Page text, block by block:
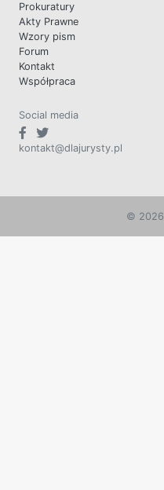
Prokuratury
Akty Prawne
Wzory pism
Forum
Kontakt
Współpraca
Social media
kontakt@dlajurysty.pl
©